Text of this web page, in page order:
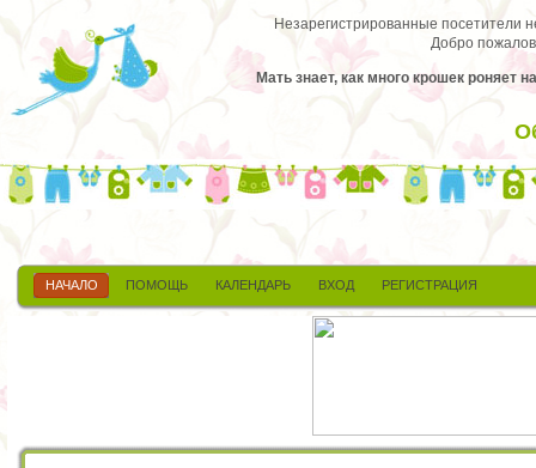
Незарегистрированные посетители
Добро
Мать знает, как много крошек роняет
НАЧАЛО ПОМОЩЬ КАЛЕНДАРЬ ВХОД РЕГИСТРАЦИЯ